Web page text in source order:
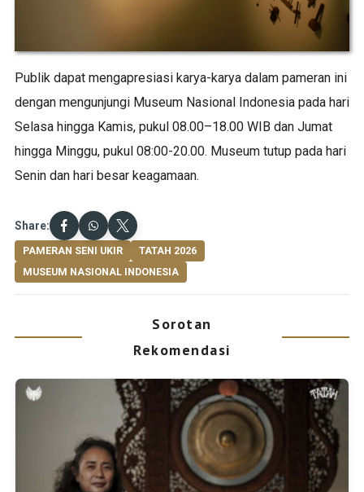
Publik dapat mengapresiasi karya-karya dalam pameran ini
dengan mengunjungi Museum Nasional Indonesia pada hari
Selasa hingga Kamis, pukul 08.00–18.00 WIB dan Jumat
hingga Minggu, pukul 08:00-20.00. Museum tutup pada hari
Senin dan hari besar keagamaan.
Share:
PAMERAN SENI UKIR
TATAH 2026
MUSEUM NASIONAL INDONESIA
Sorotan
Rekomendasi